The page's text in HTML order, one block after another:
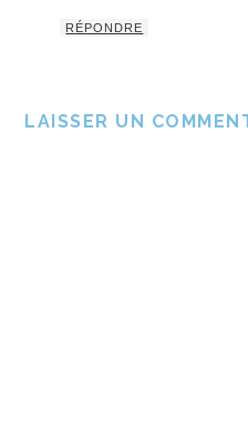
RÉPONDRE
LAISSER UN